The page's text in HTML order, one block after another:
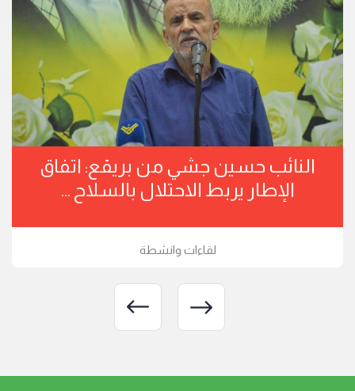
النائب حسين جشي من بريقع: اتفاق
الإطار يربط الاحتلال بالسلاح ...
لقاءات وانشطة